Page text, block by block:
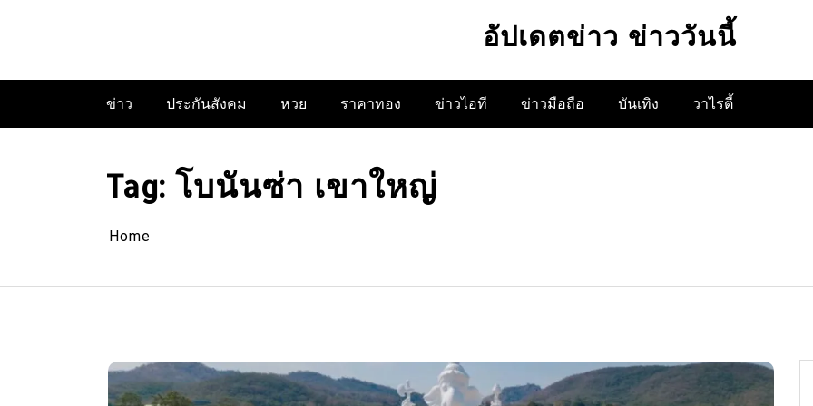
อัปเดตข่าว ข่าววันนี้
ข่าว ประกันสังคม หวย ราคาทอง ข่าวไอที ข่าวมือถือ บันเทิง วาไรตี้
Tag: โบนันซ่า เขาใหญ่
Home